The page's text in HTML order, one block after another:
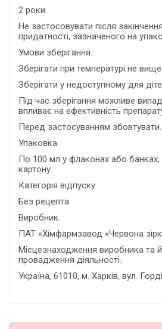
2 роки.
Не застосовувати після
придатності, зазначеного на
Умови зберігання.
Зберігати при температурі не
Зберігати у недоступному для
Під час зберігання можливе
впливає на ефективність
Перед застосуванням збовтувати.
Упаковка.
По 100 мл у флаконах або банках,
картону.
Категорія відпуску.
Без рецепта.
Виробник.
ПАТ «Хімфармзавод «Червона
Місцезнаходження виробника та
провадження діяльності.
Україна, 61010, м. Харків, вул.